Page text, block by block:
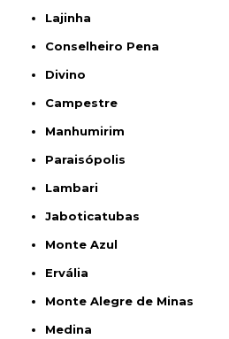
Lajinha
Conselheiro Pena
Divino
Campestre
Manhumirim
Paraisópolis
Lambari
Jaboticatubas
Monte Azul
Ervália
Monte Alegre de Minas
Medina